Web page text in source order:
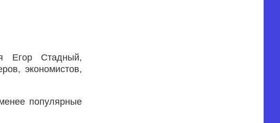
Егор Стадный,
экономистов,
популярные